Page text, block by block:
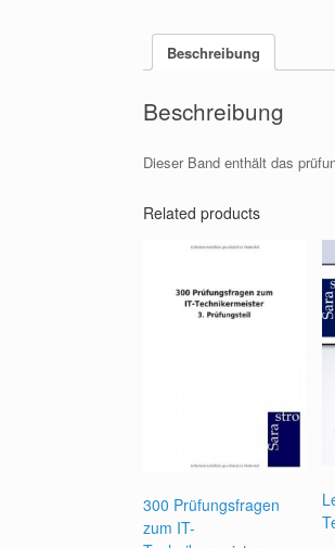
Beschreibung
Beschreibung
Dieser Band enthält das
Related products
300 Prüfungsfragen
zum IT-